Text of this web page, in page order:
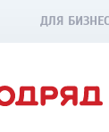
ДЛЯ